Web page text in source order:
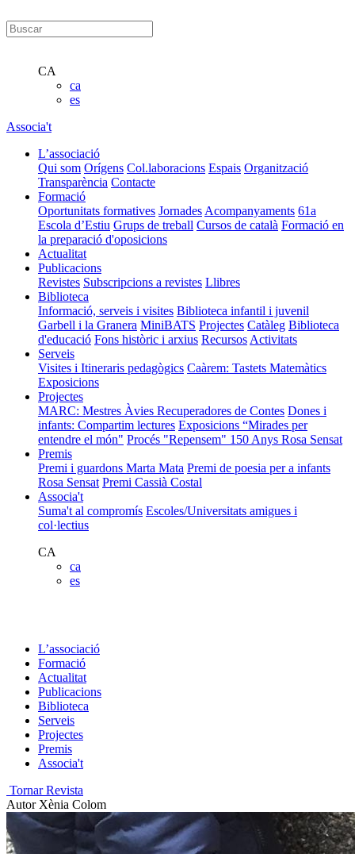
CA
ca
es
Associa't
L’associació
Qui som Orígens Col.laboracions Espais Organització
Transparència Contacte
Formació
Oportunitats formatives Jornades Acompanyaments 61a
Escola d’Estiu Grups de treball Cursos de català Formació en
la preparació d'oposicions
Actualitat
Publicacions
Revistes Subscripcions a revistes Llibres
Biblioteca
Informació, serveis i visites Biblioteca infantil i juvenil
Garbell i la Granera MiniBATS Projectes Catàleg Biblioteca
d'educació Fons històric i arxius Recursos Activitats
Serveis
Visites i Itineraris pedagògics Caàrem: Tastets Matemàtics
Exposicions
Projectes
MARC: Mestres Àvies Recuperadores de Contes Dones i
infants: Compartim lectures Exposicions “Mirades per
entendre el món" Procés "Repensem" 150 Anys Rosa Sensat
Premis
Premi i guardons Marta Mata Premi de poesia per a infants
Rosa Sensat Premi Cassià Costal
Associa't
Suma't al compromís Escoles/Universitats amigues i
col·lectius
CA
ca
es
L’associació
Formació
Actualitat
Publicacions
Biblioteca
Serveis
Projectes
Premis
Associa't
Tornar Revista
Autor Xènia Colom